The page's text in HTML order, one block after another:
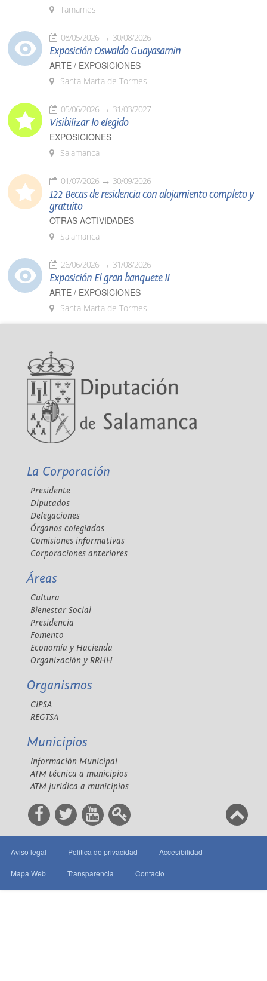
Tamames
08/05/2026 30/08/2026
Exposición Oswaldo Guayasamín
ARTE / EXPOSICIONES
Santa Marta de Tormes
05/06/2026 31/03/2027
Visibilizar lo elegido
EXPOSICIONES
Salamanca
01/07/2026 30/09/2026
122 Becas de residencia con alojamiento completo y
gratuito
OTRAS ACTIVIDADES
Salamanca
26/06/2026 31/08/2026
Exposición El gran banquete II
ARTE / EXPOSICIONES
Santa Marta de Tormes
La Corporación
Presidente
Diputados
Delegaciones
Órganos colegiados
Comisiones informativas
Corporaciones anteriores
Áreas
Cultura
Bienestar Social
Presidencia
Fomento
Economía y Hacienda
Organización y RRHH
Organismos
CIPSA
REGTSA
Municipios
Información Municipal
ATM técnica a municipios
ATM jurídica a municipios
Aviso legal Política de privacidad Accesibilidad
Mapa Web Transparencia Contacto